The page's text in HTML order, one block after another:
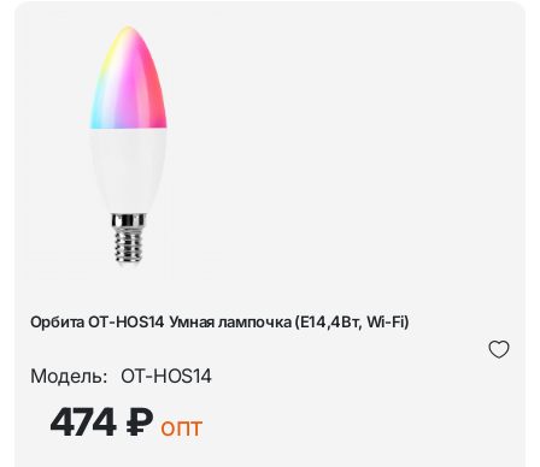
Орбита OT-HOS14 Умная лампочка (E14,4Вт, Wi-Fi)
Модель: OT-HOS14
474 ₽ опт